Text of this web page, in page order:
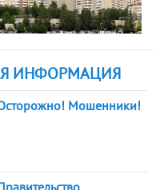
ИНФОРМАЦИЯ
Мошенники!